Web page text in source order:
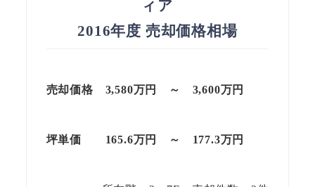
ィア
2016年度 売却価格相場
売却価格 3,580万円 ～ 3,600万円
坪単価 165.6万円 ～ 177.3万円